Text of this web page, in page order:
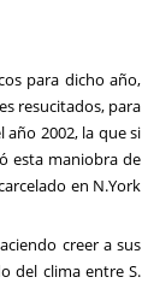
para dicho año,
resucitados, para
2002, la que si
esta maniobra de
en N.York
creer a sus
del clima entre S.